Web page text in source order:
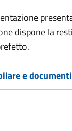
dispone la
e